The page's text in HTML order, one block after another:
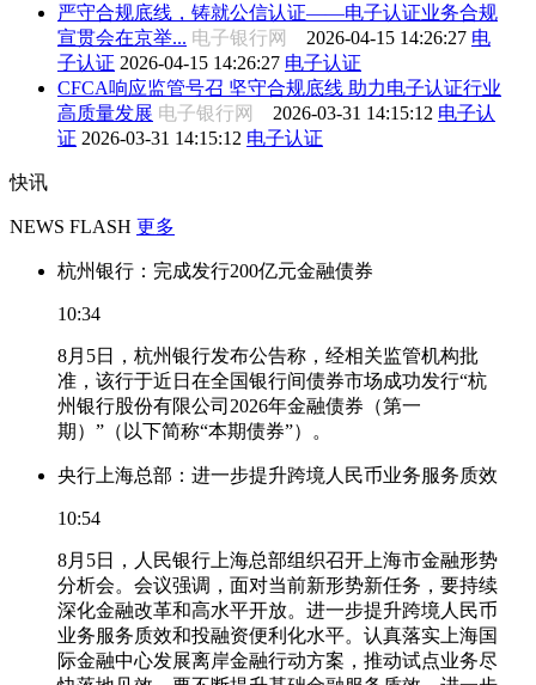
严守合规底线，铸就公信认证——电子认证业务合规
宣贯会在京举... 电子银行网 2026-04-15 14:26:27 电
子认证 2026-04-15 14:26:27 电子认证
CFCA响应监管号召 坚守合规底线 助力电子认证行业
高质量发展 电子银行网 2026-03-31 14:15:12 电子认
证 2026-03-31 14:15:12 电子认证
快讯
NEWS FLASH 更多
杭州银行：完成发行200亿元金融债券
10:34
8月5日，杭州银行发布公告称，经相关监管机构批
准，该行于近日在全国银行间债券市场成功发行“杭
州银行股份有限公司2026年金融债券（第一
期）”（以下简称“本期债券”）。
央行上海总部：进一步提升跨境人民币业务服务质效
10:54
8月5日，人民银行上海总部组织召开上海市金融形势
分析会。会议强调，面对当前新形势新任务，要持续
深化金融改革和高水平开放。进一步提升跨境人民币
业务服务质效和投融资便利化水平。认真落实上海国
际金融中心发展离岸金融行动方案，推动试点业务尽